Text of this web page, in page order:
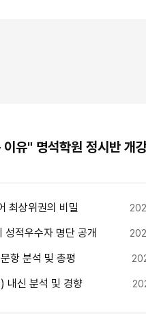
최상위권의 비밀
적우수자 명단 공개
항 분석 및 총평
내신 분석 및 경향